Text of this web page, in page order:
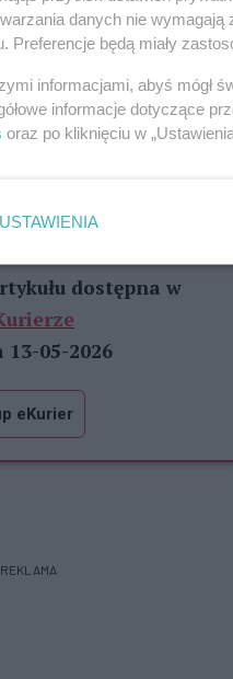
pracy wielu ludzi. Przy ul.
znów tworzy
dla Czytelników eKuriera
dostępna w
13-05-2026
eKurier
REKLAMA
danych nie
Preferencje będą miały
informacjami, abyś mógł
informacje dotyczące
oraz po kliknięciu w
USTAWIENIA